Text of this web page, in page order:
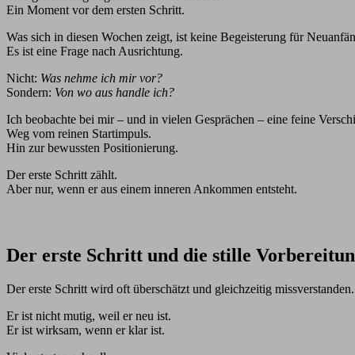
Ein Moment vor dem ersten Schritt.
Was sich in diesen Wochen zeigt, ist keine Begeisterung für
Es ist eine Frage nach Ausrichtung.
Nicht: Was nehme ich mir vor?
Sondern: Von wo aus handle ich?
Ich beobachte bei mir – und in vielen Gesprächen – eine feine
Weg vom reinen Startimpuls.
Hin zur bewussten Positionierung.
Der erste Schritt zählt.
Aber nur, wenn er aus einem inneren Ankommen entsteht.
Der erste Schritt und die stille
Der erste Schritt wird oft überschätzt und gleichzeitig missverstanden.
Er ist nicht mutig, weil er neu ist.
Er ist wirksam, wenn er klar ist.